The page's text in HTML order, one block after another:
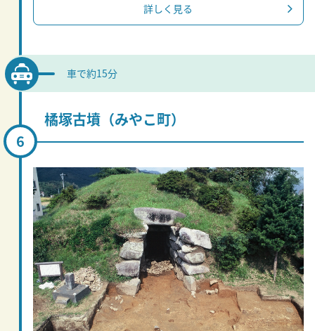
詳しく見る
車で約15分
橘塚古墳（みやこ町）